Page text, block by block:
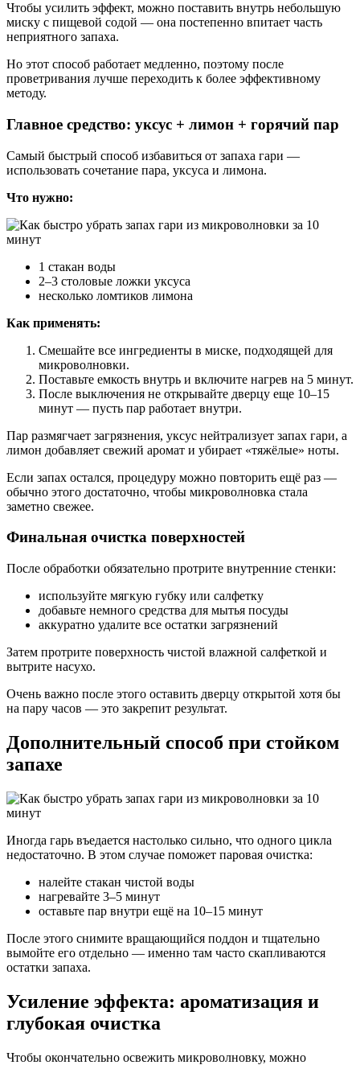
Чтобы усилить эффект, можно поставить внутрь небольшую
миску с пищевой содой — она постепенно впитает часть
неприятного запаха.
Но этот способ работает медленно, поэтому после
проветривания лучше переходить к более эффективному
методу.
Главное средство: уксус + лимон + горячий пар
Самый быстрый способ избавиться от запаха гари —
использовать сочетание пара, уксуса и лимона.
Что нужно:
1 стакан воды
2–3 столовые ложки уксуса
несколько ломтиков лимона
Как применять:
Смешайте все ингредиенты в миске, подходящей для
микроволновки.
Поставьте емкость внутрь и включите нагрев на 5 минут.
После выключения не открывайте дверцу еще 10–15
минут — пусть пар работает внутри.
Пар размягчает загрязнения, уксус нейтрализует запах гари, а
лимон добавляет свежий аромат и убирает «тяжёлые» ноты.
Если запах остался, процедуру можно повторить ещё раз —
обычно этого достаточно, чтобы микроволновка стала
заметно свежее.
Финальная очистка поверхностей
После обработки обязательно протрите внутренние стенки:
используйте мягкую губку или салфетку
добавьте немного средства для мытья посуды
аккуратно удалите все остатки загрязнений
Затем протрите поверхность чистой влажной салфеткой и
вытрите насухо.
Очень важно после этого оставить дверцу открытой хотя бы
на пару часов — это закрепит результат.
Дополнительный способ при стойком
запахе
Иногда гарь въедается настолько сильно, что одного цикла
недостаточно. В этом случае поможет паровая очистка:
налейте стакан чистой воды
нагревайте 3–5 минут
оставьте пар внутри ещё на 10–15 минут
После этого снимите вращающийся поддон и тщательно
вымойте его отдельно — именно там часто скапливаются
остатки запаха.
Усиление эффекта: ароматизация и
глубокая очистка
Чтобы окончательно освежить микроволновку, можно